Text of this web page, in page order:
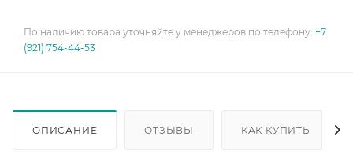
По наличию товара уточняйте у менеджеров по телефону: +7
(921) 754-44-53
ОПИСАНИЕ ОТЗЫВЫ КАК КУПИТЬ